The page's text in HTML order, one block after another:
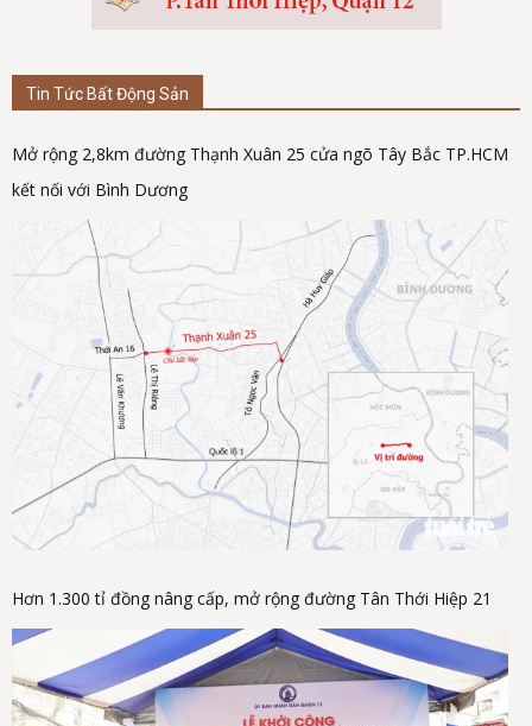
Tin Tức Bất Động Sản
Mở rộng 2,8km đường Thạnh Xuân 25 cửa ngõ Tây Bắc TP.HCM
kết nối với Bình Dương
Hơn 1.300 tỉ đồng nâng cấp, mở rộng đường Tân Thới Hiệp 21